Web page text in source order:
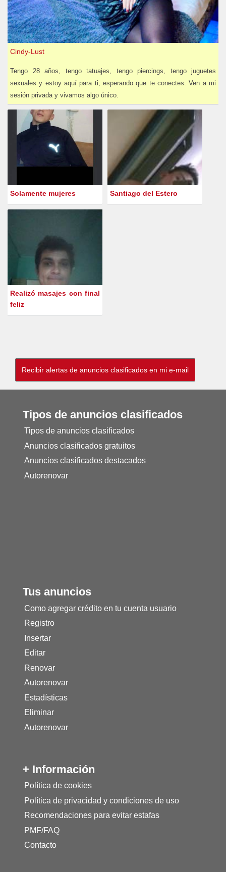
Cindy-Lust
Tengo 28 años, tengo tatuajes, tengo piercings, tengo juguetes
sexuales y estoy aquí para ti, esperando que te conectes. Ven a mi
sesión privada y vivamos algo único.
Solamente mujeres Santiago del Estero
Realizó masajes con final
feliz
Tipos de anuncios clasificados
Tipos de anuncios clasificados
Anuncios clasificados gratuitos
Anuncios clasificados destacados
Autorenovar
Tus anuncios
Como agregar crédito en tu cuenta usuario
Registro
Insertar
Editar
Renovar
Autorenovar
Estadísticas
Eliminar
Autorenovar
+ Información
Política de cookies
Política de privacidad y condiciones de uso
Recomendaciones para evitar estafas
PMF/FAQ
Contacto